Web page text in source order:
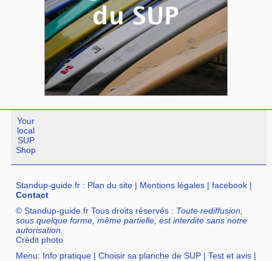
Your
local
SUP
Shop
Standup-guide.fr : Plan du site | Mentions légales |facebook |
Contact
© Standup-guide.fr Tous droits réservés : Toute rediffusion,
sous quelque forme, même partielle, est interdite sans notre
autorisation.
Crédit photo
Menu: Info pratique |Choisir sa planche de SUP |Test et avis |